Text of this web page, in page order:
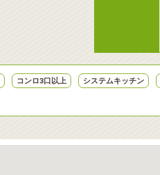
コンロ3口以上 システムキッチン